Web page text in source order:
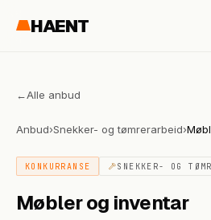
HAENT
←Alle anbud
Anbud›Snekker- og tømrerarbeid›
KONKURRANSE SNEKKER- OG
Møbler og inventar